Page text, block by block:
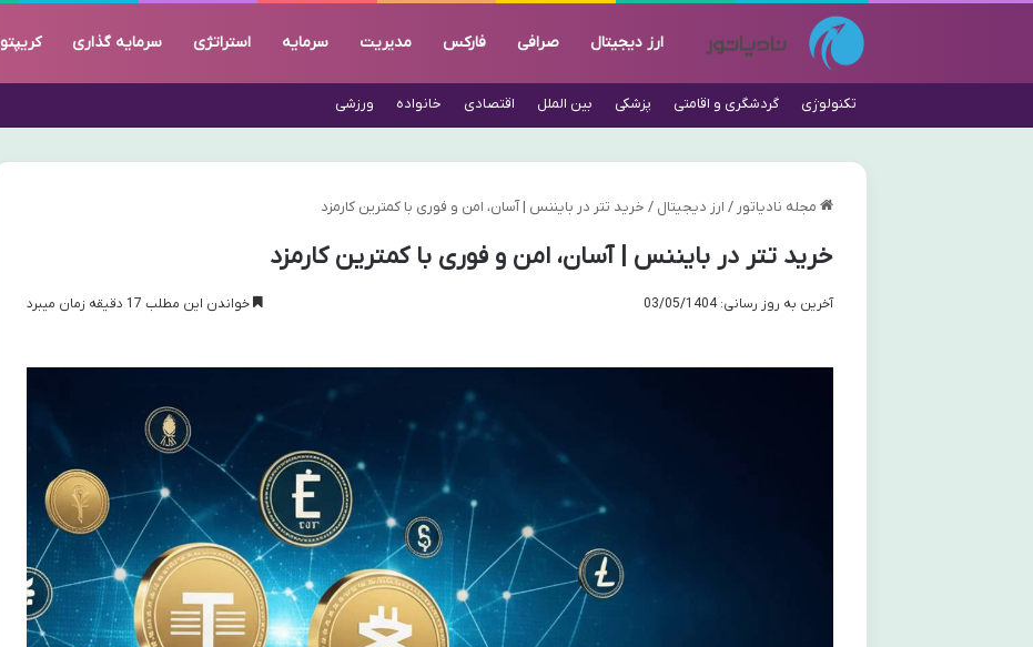
ارز دیجیتال صرافی فارکس مدیریت سرمایه استراتژی سرمایه گذاری کریپتو
تکنولوژی گردشگری و اقامتی پزشکی بین الملل اقتصادی خانواده ورزشی
مجله نادیاتور / ارز دیجیتال / خرید تتر در بایننس | آسان، امن و فوری با کمترین کارمزد
خرید تتر در بایننس | آسان، امن و فوری با کمترین کارمزد
آخرین به روز رسانی: 03/05/1404 خواندن این مطلب 17 دقیقه زمان میبرد